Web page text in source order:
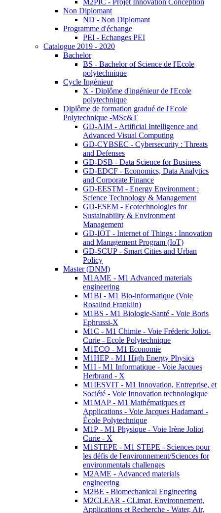
M2PIC - Projet Innovation Conception
Non Diplomant
ND - Non Diplomant
Programme d'échange
PEI - Echanges PEI
Catalogue 2019 - 2020
Bachelor
BS - Bachelor of Science de l'Ecole
polytechnique
Cycle Ingénieur
X - Diplôme d'ingénieur de l'Ecole
polytechnique
Diplôme de formation gradué de l'Ecole
Polytechnique -MSc&T
GD-AIM - Artificial Intelligence and
Advanced Visual Computing
GD-CYBSEC - Cybersecurity : Threats
and Defenses
GD-DSB - Data Science for Business
GD-EDCF - Economics, Data Analytics
and Corporate Finance
GD-EESTM - Energy Environment :
Science Technology & Management
GD-ESEM - Ecotechnologies for
Sustainability & Environment
Management
GD-IOT - Internet of Things : Innovation
and Management Program (IoT)
GD-SCUP - Smart Cities and Urban
Policy
Master (DNM)
M1AME - M1 Advanced materials
engineering
M1BI - M1 Bio-informatique (Voie
Rosalind Franklin)
M1BS - M1 Biologie-Santé - Voie Boris
Ephrussi-X
M1C - M1 Chimie - Voie Fréderic Joliot-
Curie - Ecole Polytechnique
M1ECO - M1 Economie
M1HEP - M1 High Energy Physics
M1I - M1 Informatique - Voie Jacques
Herbrand - X
M1IESVIT - M1 Innovation, Entreprise, et
Société - Voie Innovation technologique
M1MAP - M1 Mathématiques et
Applications - Voie Jacques Hadamard -
École Polytechnique
M1P - M1 Physique - Voie Irène Joliot
Curie - X
M1STEPE - M1 STEPE - Sciences pour
les défis de l'environnement/Sciences for
environmentals challenges
M2AME - Advanced materials
engineering
M2BE - Biomechanical Engineering
M2CLEAR - CLimat, Environnement,
Applications et Recherche - Water, Air,